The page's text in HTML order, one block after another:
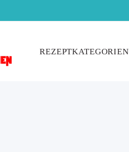
REZEPTKATEGORIEN